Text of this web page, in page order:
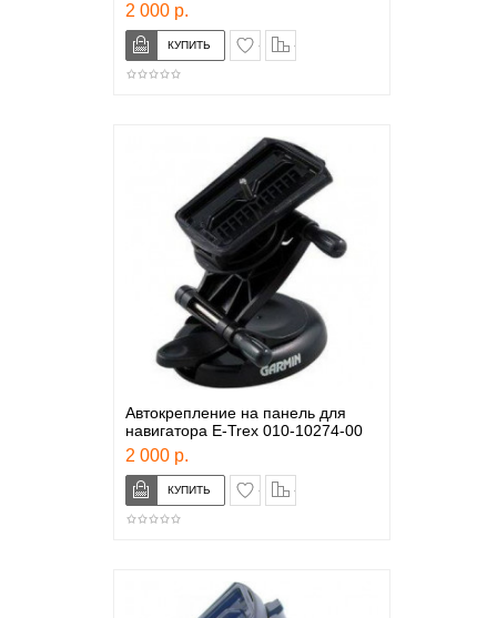
2 000 р.
в закладки
Автокрепление на панель для
навигатора E-Trex 010-10274-00
2 000 р.
в закладки